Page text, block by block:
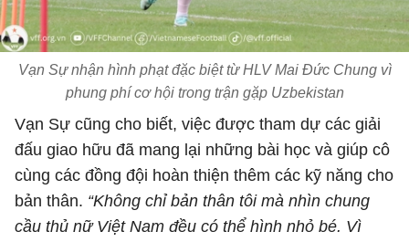
Vạn Sự nhận hình phạt đặc biệt từ HLV Mai Đức Chung vì
phung phí cơ hội trong trận gặp Uzbekistan
Vạn Sự cũng cho biết, việc được tham dự các giải
đấu giao hữu đã mang lại những bài học và giúp cô
cùng các đồng đội hoàn thiện thêm các kỹ năng cho
bản thân. “Không chỉ bản thân tôi mà nhìn chung
cầu thủ nữ Việt Nam đều có thể hình nhỏ bé. Vì